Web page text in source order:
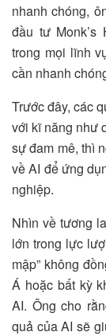
nhanh chóng,
đầu tư Monk’s
trong mọi lĩnh
cần nhanh
Trước đây, các
với kĩ năng như
sự đam mê, thì
về AI để ứng
nghiệp.
Nhìn về tương
lớn trong lực
mập” không
Á hoặc bất kỳ
AI. Ông cho
quả của AI sẽ